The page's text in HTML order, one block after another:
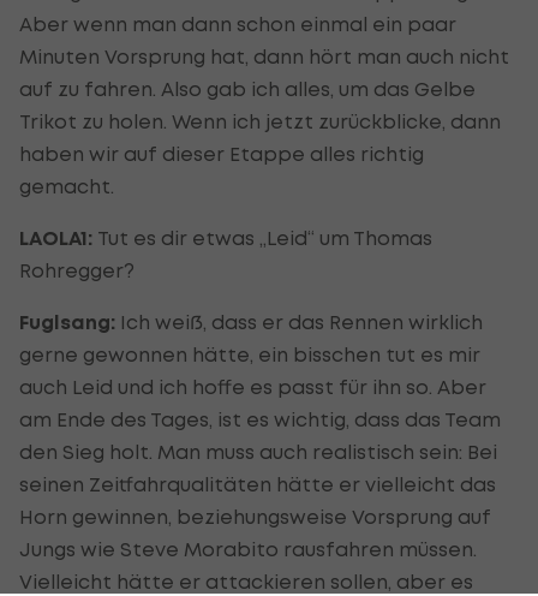
Aber wenn man dann schon einmal ein paar
Minuten Vorsprung hat, dann hört man auch nicht
auf zu fahren. Also gab ich alles, um das Gelbe
Trikot zu holen. Wenn ich jetzt zurückblicke, dann
haben wir auf dieser Etappe alles richtig
gemacht.
LAOLA1: Tut es dir etwas „Leid“ um Thomas
Rohregger?
Fuglsang: Ich weiß, dass er das Rennen wirklich
gerne gewonnen hätte, ein bisschen tut es mir
auch Leid und ich hoffe es passt für ihn so. Aber
am Ende des Tages, ist es wichtig, dass das Team
den Sieg holt. Man muss auch realistisch sein: Bei
seinen Zeitfahrqualitäten hätte er vielleicht das
Horn gewinnen, beziehungsweise Vorsprung auf
Jungs wie Steve Morabito rausfahren müssen.
Vielleicht hätte er attackieren sollen, aber es